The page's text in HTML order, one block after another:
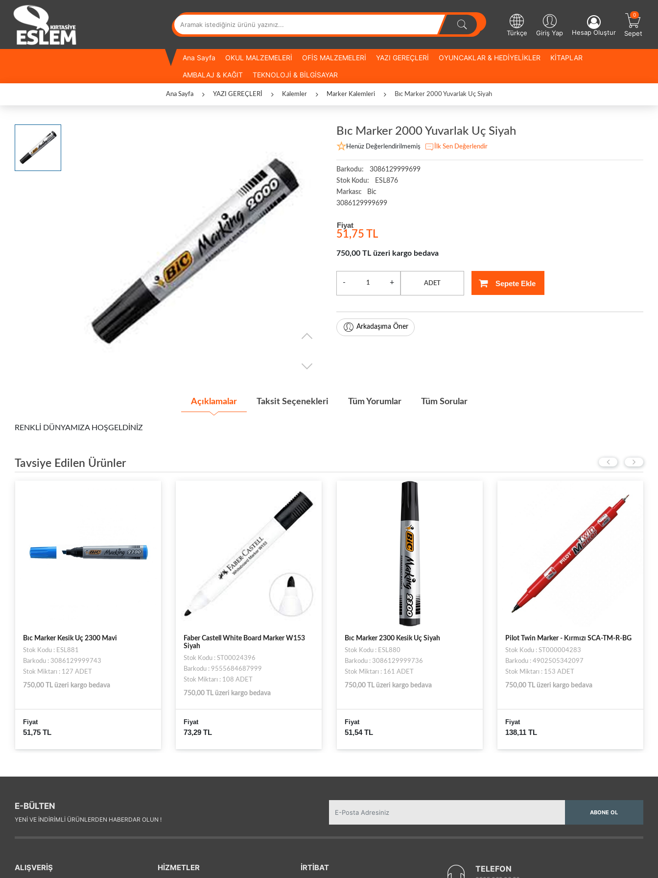
Sepet
0
Türkçe Giriş Yap Hesap Oluştur
Ana Sayfa OKUL MALZEMELERİ OFİS MALZEMELERİ YAZI GEREÇLERİ OYUNCAKLAR & HEDİYELİKLER KİTAPLAR
AMBALAJ & KAĞIT TEKNOLOJİ & BİLGİSAYAR
Ana Sayfa YAZI GEREÇLERİ Kalemler Marker Kalemleri Bıc Marker 2000 Yuvarlak Uç Siyah
Bıc Marker 2000 Yuvarlak Uç Siyah
Henüz Değerlendirilmemiş İlk Sen Değerlendir
Barkodu:
3086129999699
Stok Kodu:
ESL876
Markası:
Bic
3086129999699
Fiyat
51,75 TL
750,00 TL üzeri kargo bedava
- + ADET Sepete Ekle
Arkadaşıma Öner
Açıklamalar Taksit Seçenekleri Tüm Yorumlar Tüm Sorular
RENKLİ DÜNYAMIZA HOŞGELDİNİZ
Tavsiye Edilen Ürünler
Bıc Marker Kesik Uç 2300 Mavi
Stok Kodu : ESL881
Barkodu : 3086129999743
Stok Miktarı : 127 ADET
750,00 TL üzeri kargo bedava
Fiyat
51,75 TL
Faber Castell White Board Marker W153
Siyah
Stok Kodu : ST00024396
Barkodu : 9555684687999
Stok Miktarı : 108 ADET
750,00 TL üzeri kargo bedava
Fiyat
73,29 TL
Bıc Marker 2300 Kesik Uç Siyah
Stok Kodu : ESL880
Barkodu : 3086129999736
Stok Miktarı : 161 ADET
750,00 TL üzeri kargo bedava
Fiyat
51,54 TL
Pilot Twin Marker - Kırmızı SCA-TM-R-BG
Stok Kodu : ST000004283
Barkodu : 4902505342097
Stok Miktarı : 153 ADET
750,00 TL üzeri kargo bedava
Fiyat
138,11 TL
E-BÜLTEN
YENI VE INDIRIMLI ÜRÜNLERDEN HABERDAR OLUN !
ABONE OL
ALIŞVERİŞ HİZMETLER İRTİBAT TELEFON